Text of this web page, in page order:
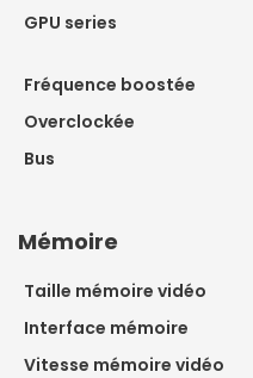
GPU series
Fréquence boostée
Overclockée
Bus
Mémoire
Taille mémoire vidéo
Interface mémoire
Vitesse mémoire vidéo